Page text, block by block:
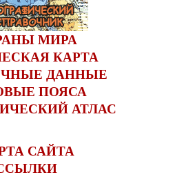
МИРА
КАРТА
ДАННЫЕ
ПОЯСА
АТЛАС
САЙТА